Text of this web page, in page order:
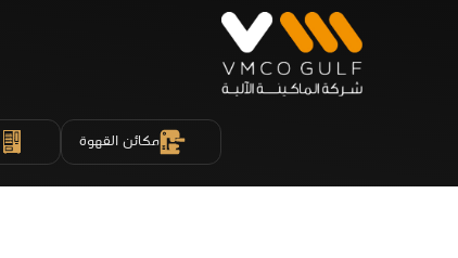
مكائن القهوة